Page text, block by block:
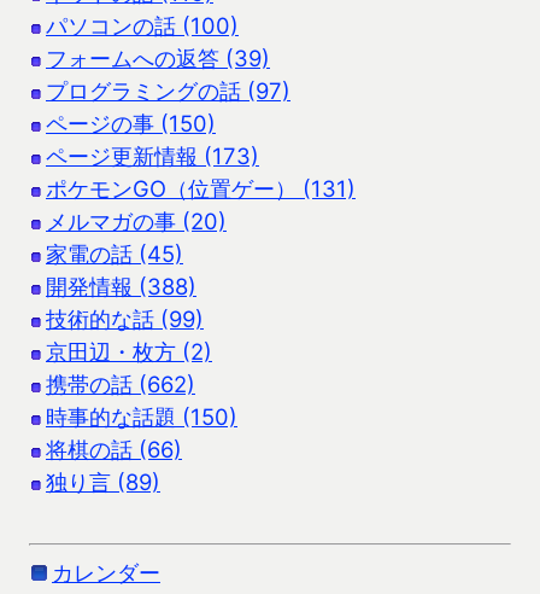
パソコンの話 (100)
フォームへの返答 (39)
プログラミングの話 (97)
ページの事 (150)
ページ更新情報 (173)
ポケモンGO（位置ゲー） (131)
メルマガの事 (20)
家電の話 (45)
開発情報 (388)
技術的な話 (99)
京田辺・枚方 (2)
携帯の話 (662)
時事的な話題 (150)
将棋の話 (66)
独り言 (89)
カレンダー